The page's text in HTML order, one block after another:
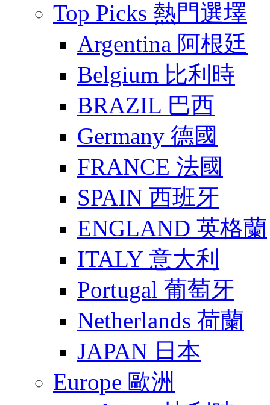
Top Picks 熱門選墿
Argentina 阿根廷
Belgium 比利時
BRAZIL 巴西
Germany 德國
FRANCE 法國
SPAIN 西班牙
ENGLAND 英格蘭
ITALY 意大利
Portugal 葡萄牙
Netherlands 荷蘭
JAPAN 日本
Europe 歐洲